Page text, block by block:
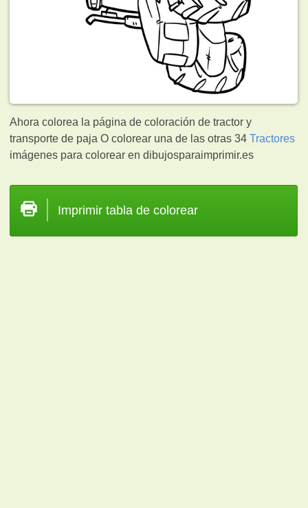
Ahora colorea la página de coloración de tractor y
transporte de paja O colorear una de las otras 34Tractores
imágenes para colorear en dibujosparaimprimir.es
Imprimir tabla de colorear